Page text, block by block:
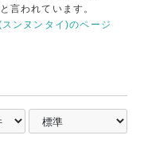
言われています。
ンヌンタイ)のページ